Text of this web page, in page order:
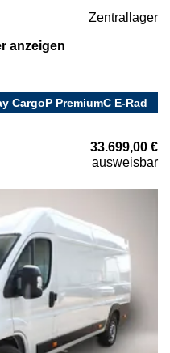
Zentrallager
anzeigen
CargoP PremiumC E-Rad
33.699,00 €
ausweisbar